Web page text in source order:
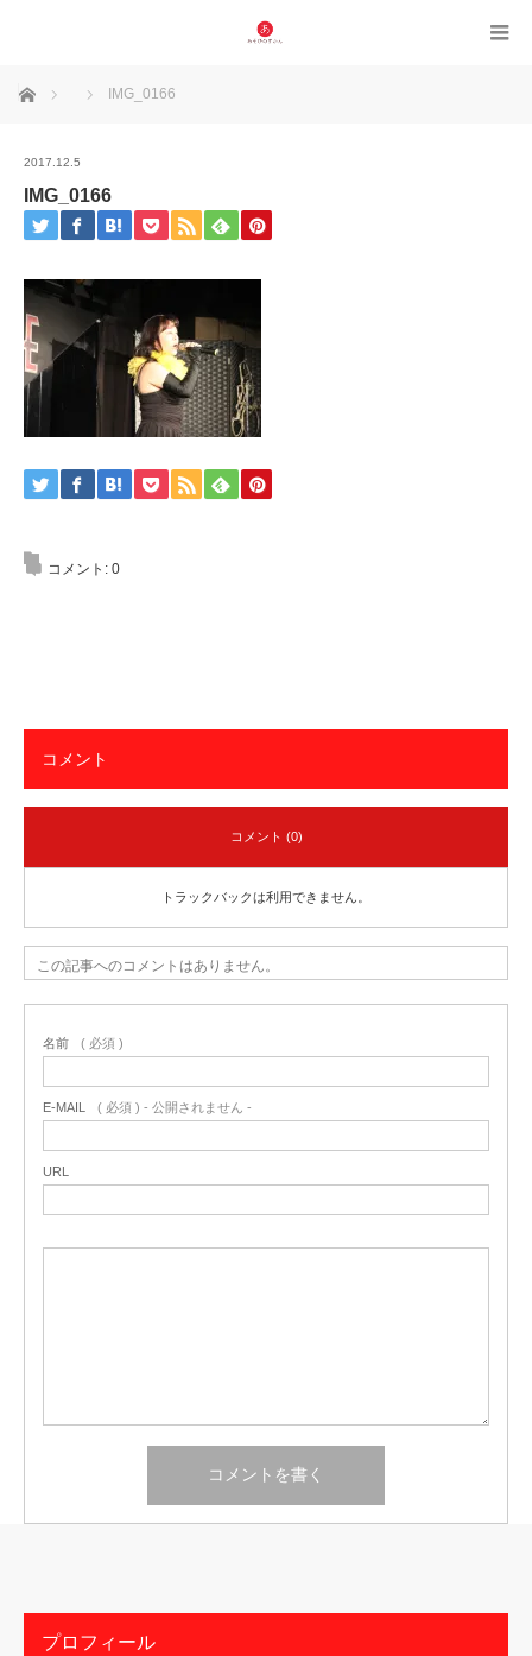
ホーム IMG_0166
2017.12.5
IMG_0166
コメント: 0
コメント
コメント (0)
トラックバックは利用できません。
この記事へのコメントはありません。
名前 ( 必須 )
E-MAIL ( 必須 ) - 公開されません -
URL
プロフィール